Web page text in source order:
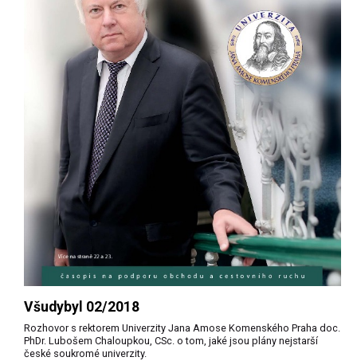
Všudybyl 02/2018
Rozhovor s rektorem Univerzity Jana Amose Komenského Praha doc.
PhDr. Lubošem Chaloupkou, CSc. o tom, jaké jsou plány nejstarší
české soukromé univerzity.